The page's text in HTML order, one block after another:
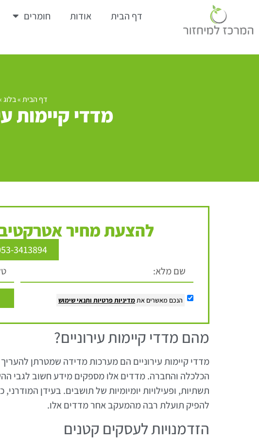
דף הבית אודות חומרים
דף הבית»בלוג
מדדי קיימות
להצעת מחיר
3413894
הנכם מאשרים אתמדיניות פרטיות ותנאי שימוש
מהם מדדי קיימות עירוניים?
מדדי קיימות עירוניים הם מערכות מדידה שמטרתן
הכלכלה והחברה. מדדים אלו מספקים מידע חשוב לגבי
תשתיות, ופעילויות יומיומיות של תושבים. בעידן
להפיק תועלת רבה מהמעקב אחר מדדים אלו.
הזדמנויות לעסקים קטנים